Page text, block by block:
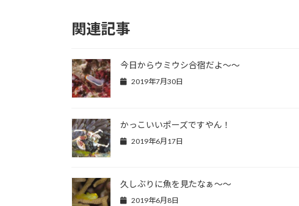
関連記事
今日からウミウシ合宿だよ～～
2019年7月30日
かっこいいポーズですやん！
2019年6月17日
久しぶりに魚を見たなぁ～～
2019年6月8日